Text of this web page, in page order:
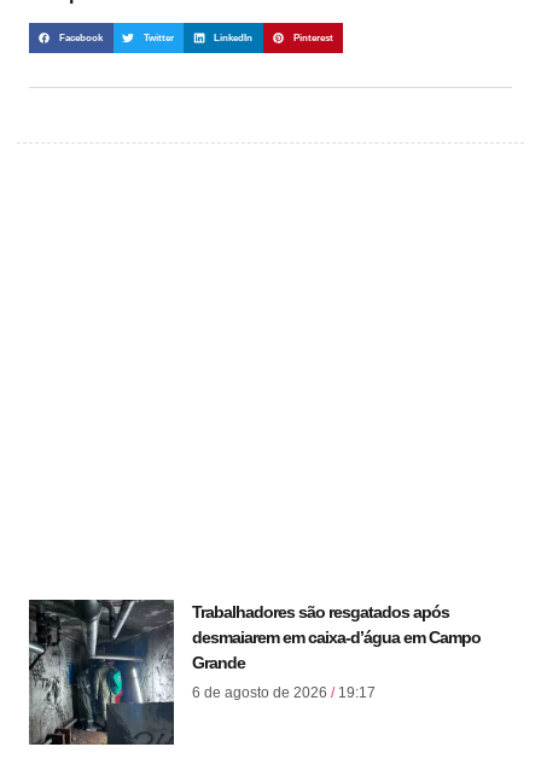
Facebook Twitter LinkedIn Pinterest
Trabalhadores são resgatados após
desmaiarem em caixa-d’água em Campo
Grande
6 de agosto de 2026 19:17